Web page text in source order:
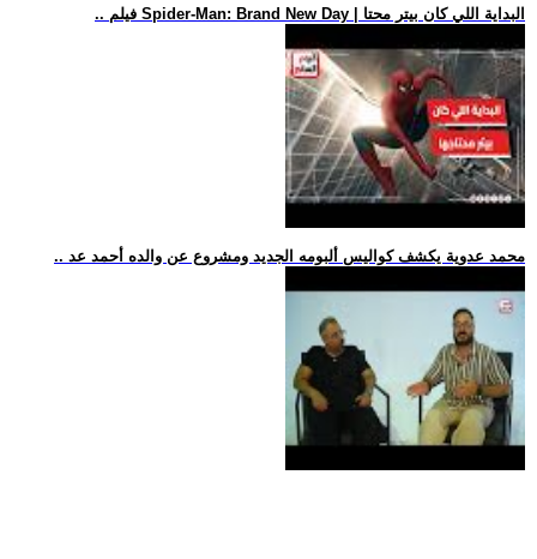
.. فيلم Spider-Man: Brand New Day | البداية اللي كان بيتر محتا
.. محمد عدوية يكشف كواليس ألبومه الجديد ومشروع عن والده أحمد عد